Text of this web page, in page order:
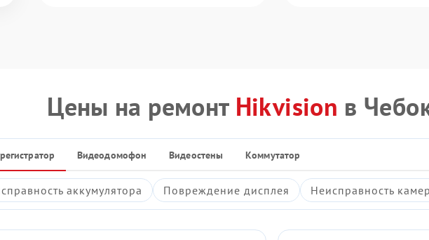
Цены на ремонт Hikvision в
Видеодомофон Видеостены Коммутатор
аккумулятора Повреждение дисплея Неисправность